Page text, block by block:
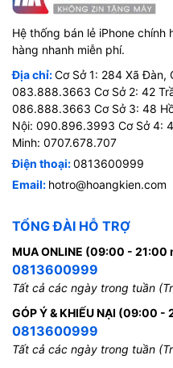
Hệ thống bán lẻ iPhone
hàng nhanh miễn phí.
Địa chỉ:Cơ Sở 1: 284 Xã Đàn,
083.888.3663 Cơ Sở 2: 42
086.888.3663 Cơ Sở 3: 48
Nội: 090.896.3993 Cơ Sở 4:
Minh: 0707.678.707
Điện thoại:0813600999
Email: hotro@hoangkien.com
TỔNG ĐÀI HỖ TRỢ
MUA ONLINE (09:00 - 21:00
0813600999
Tất cả các ngày trong tuần
GÓP Ý & KHIẾU NẠI (09:00 -
0813600999
Tất cả các ngày trong tuần